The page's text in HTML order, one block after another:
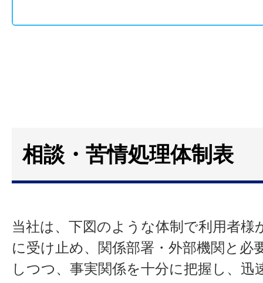
相談・苦情処理体制表
当社は、下図のような体制で利用者様
に受け止め、関係部署・外部機関と必
しつつ、事実関係を十分に把握し、迅